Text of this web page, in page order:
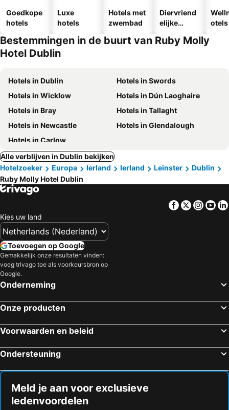
Goedkope
hotels
Luxe
hotels
Hotels met
zwembad
Diervriend
elijke
otels
Bestemmingen in de buurt van Ruby Molly
Hotel Dublin
Hotels in Dublin
Hotels in Swords
Hotels in Wicklow
Hotels in Dún Laoghaire
Hotels in Bray
Hotels in Tallaght
Hotels in Newcastle
Hotels in Glendalough
Hotels in Carlow
Alle verblijven in Dublin bekijken
Hotelzoeker
Europa Ierland Ierland Leinster
Dublin
Ruby Molly Hotel Dublin
Facebook
Twitter
Kies uw land
Toevoegen op Google
Gemakkelijk onze resultaten vinden:
voeg trivago toe als voorkeursbron op
Google.
Onderneming
Onze producten
Voorwaarden en beleid
Ondersteuning
Meld je aan voor exclusieve
ledenvoordelen